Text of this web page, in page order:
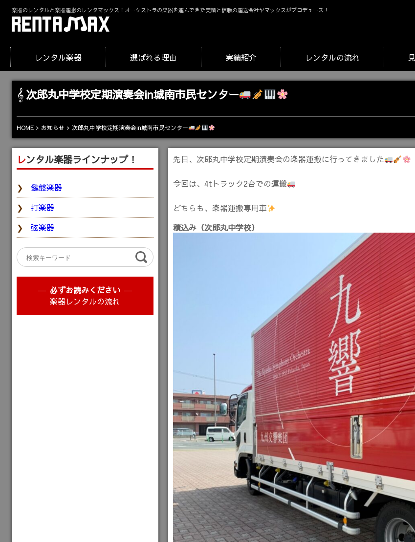
楽器のレンタルと楽器運搬のレンタマックス！オーケストラの楽器を運んできた実績と信頼の運送会社ヤマックスがプロデュース！
レンタル楽器 選ばれる理由 実績紹介 レンタルの流れ
次郎丸中学校定期演奏会in城南市民センター
HOME お知らせ 次郎丸中学校定期演奏会in城南市民センター
先日、次郎丸中学校定期演奏会の楽器運搬に行ってきました
今回は、4tトラック2台での運搬
どちらも、楽器運搬専用車
積込み（次郎丸中学校）
レンタル楽器ラインナップ！
鍵盤楽器
打楽器
弦楽器
必ずお読みください
楽器レンタルの流れ